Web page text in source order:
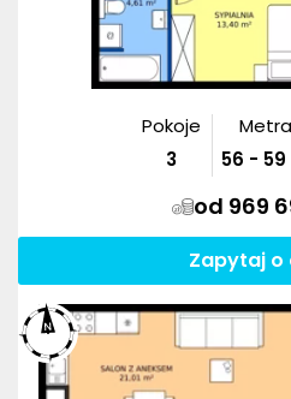
Pokoje
3
56 - 59
od 969
Zapytaj o